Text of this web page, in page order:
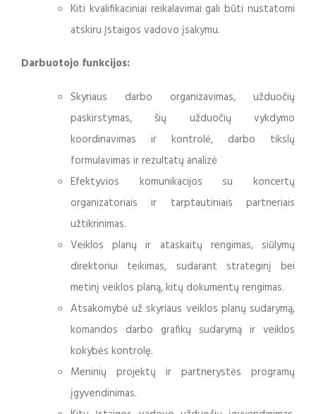
Kiti kvalifikaciniai reikalavimai gali būti nustatomi
atskiru Įstaigos vadovo įsakymu.
Darbuotojo funkcijos:
Skyriaus darbo organizavimas, užduočių
paskirstymas, šių užduočių vykdymo
koordinavimas ir kontrolė, darbo tikslų
formulavimas ir rezultatų analizė
Efektyvios komunikacijos su koncertų
organizatoriais ir tarptautiniais partneriais
užtikrinimas.
Veiklos planų ir ataskaitų rengimas, siūlymų
direktoriui teikimas, sudarant strateginį bei
metinį veiklos planą, kitų dokumentų rengimas.
Atsakomybė už skyriaus veiklos planų sudarymą,
komandos darbo grafikų sudarymą ir veiklos
kokybės kontrolę.
Meninių projektų ir partnerystės programų
įgyvendinimas.